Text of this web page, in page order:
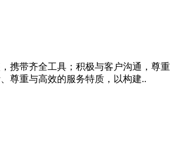
携带齐全工具；积极与客户沟通，尊
尊重与高效的服务特质，以构建..